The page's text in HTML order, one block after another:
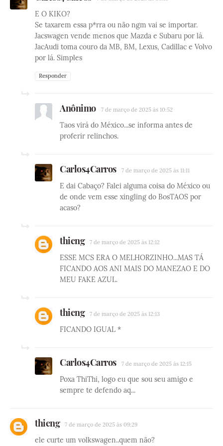
E O KIKO?
Se taxarem essa p*rra ou não ngm vai se importar.
Jacswagen vende menos que Mazda e Subaru por lá.
JacAudi toma couro da MB, BM, Lexus, Cadillac e Volvo
por lá. Simples
Responder
Anônimo 7 de março de 2025 às 10:52
Taos virá do México...se informa antes de
proferir relinchos.
Carlos4Carros 7 de março de 2025 às 11:11
E dai Cabaço? Falei alguma coisa do México ou
de onde vem esse xingling do BosTAOS por
acaso?
thieng 7 de março de 2025 às 12:12
ESSE MCS ERA O MELHORZINHO...MAS TÁ
FICANDO AOS ANI MAIS DO MANEZAO E DO
MEU FAKE AZUL.
thieng 7 de março de 2025 às 12:13
FICANDO IGUAL *
Carlos4Carros 7 de março de 2025 às 12:15
Poxa ThiThi, logo eu que sou seu amigo e
sempre te defendo aq...
thieng 7 de março de 2025 às 09:29
ele curte um volkswagen..quem não?